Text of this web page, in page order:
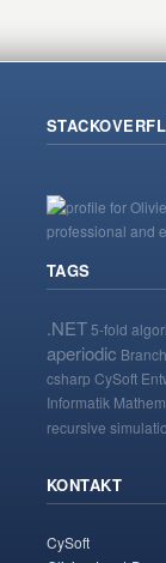
TAGS
.NET 5-fold
aperiodic
csharp CySoft
Informatik
recursive
KONTAKT
CySoft